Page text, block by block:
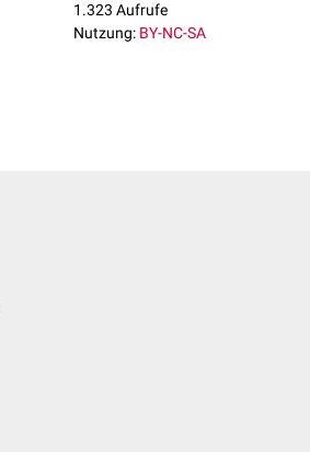
1.323 Aufrufe
Nutzung: BY-NC-SA